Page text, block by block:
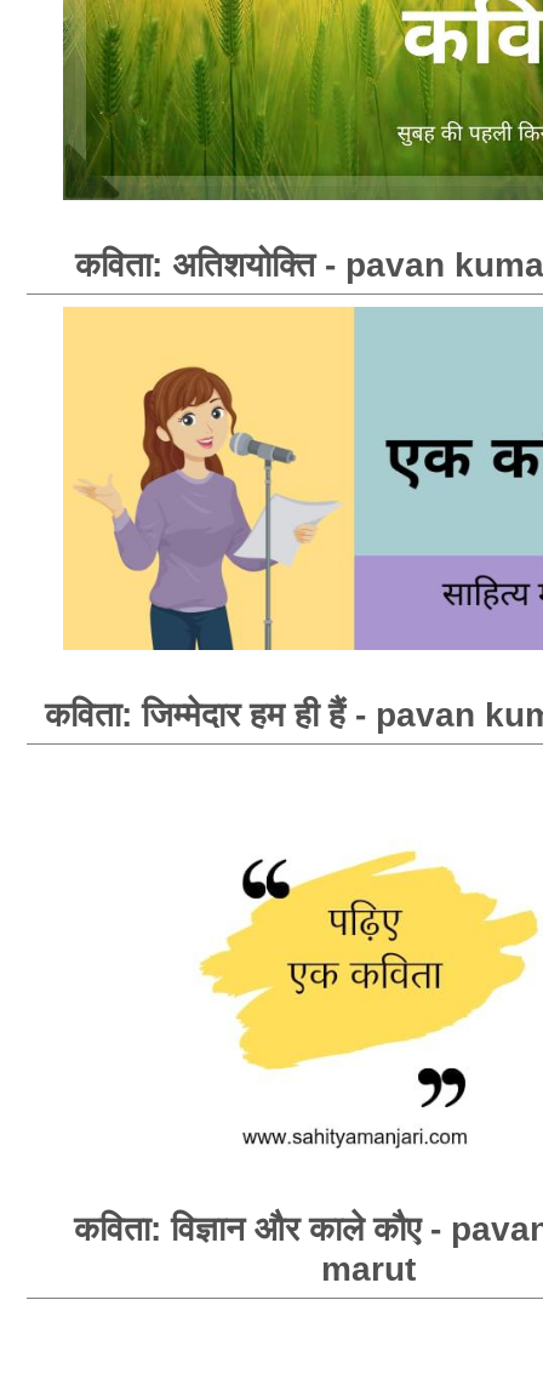
कविता: अतिशयोक्ति - pavan
कविता: जिम्मेदार हम ही हैं - pavan
कविता: विज्ञान और काले कौए -
marut